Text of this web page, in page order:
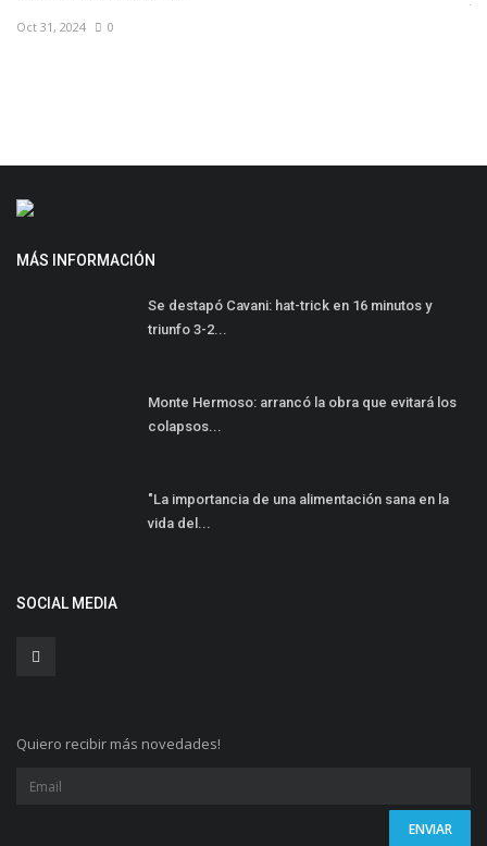
Oct 31, 2024 0
MÁS INFORMACIÓN
Se destapó Cavani: hat-trick en 16 minutos y
triunfo 3-2...
Monte Hermoso: arrancó la obra que evitará los
colapsos...
"La importancia de una alimentación sana en la
vida del...
SOCIAL MEDIA
Quiero recibir más novedades!